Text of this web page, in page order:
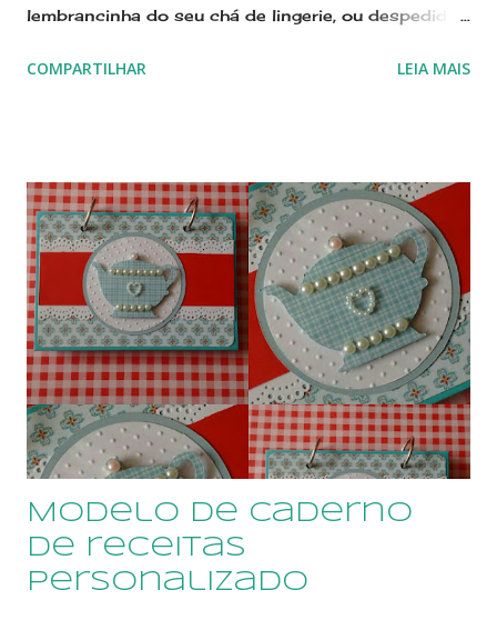
lembrancinha do seu chá de lingerie, ou despedida
embalado individualmente em celofane, arrematado
979622774
COMPARTILHAR LEIA MAIS
Modelo de caderno
de receitas
personalizado